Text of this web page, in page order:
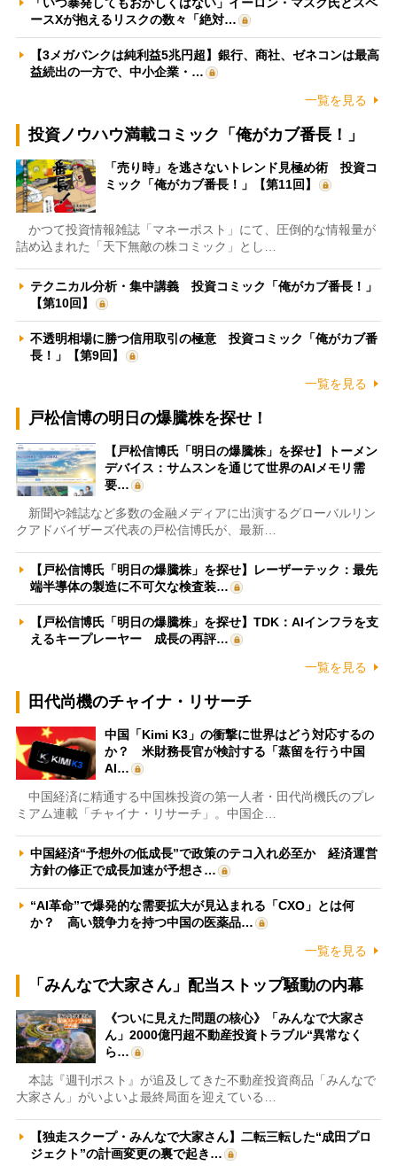
ースXが抱えるリスクの数々「絶対…
【3メガバンクは純利益5兆円超】銀行、商社、ゼネコンは最高
益続出の一方で、中小企業・…
一覧を見る
投資ノウハウ満載コミック「俺がカブ番長！」
「売り時」を逃さないトレンド見極め術 投資コ
ミック「俺がカブ番長！」【第11回】
かつて投資情報雑誌「マネーポスト」にて、圧倒的な情報量が
詰め込まれた「天下無敵の株コミック」とし…
テクニカル分析・集中講義 投資コミック「俺がカブ番長！」
【第10回】
不透明相場に勝つ信用取引の極意 投資コミック「俺がカブ番
長！」【第9回】
一覧を見る
戸松信博の明日の爆騰株を探せ！
【戸松信博氏「明日の爆騰株」を探せ】トーメン
デバイス：サムスンを通じて世界のAIメモリ需
要…
新聞や雑誌など多数の金融メディアに出演するグローバルリン
クアドバイザーズ代表の戸松信博氏が、最新…
【戸松信博氏「明日の爆騰株」を探せ】レーザーテック：最先
端半導体の製造に不可欠な検査装…
【戸松信博氏「明日の爆騰株」を探せ】TDK：AIインフラを支
えるキープレーヤー 成長の再評…
一覧を見る
田代尚機のチャイナ・リサーチ
中国「Kimi K3」の衝撃に世界はどう対応するの
か？ 米財務長官が検討する「蒸留を行う中国
AI…
中国経済に精通する中国株投資の第一人者・田代尚機氏のプレ
ミアム連載「チャイナ・リサーチ」。中国企…
中国経済“予想外の低成長”で政策のテコ入れ必至か 経済運営
方針の修正で成長加速が予想さ…
“AI革命”で爆発的な需要拡大が見込まれる「CXO」とは何
か？ 高い競争力を持つ中国の医薬品…
一覧を見る
「みんなで大家さん」配当ストップ騒動の内幕
《ついに見えた問題の核心》「みんなで大家さ
ん」2000億円超不動産投資トラブル“異常なく
ら…
本誌『週刊ポスト』が追及してきた不動産投資商品「みんなで
大家さん」がいよいよ最終局面を迎えている…
【独走スクープ・みんなで大家さん】二転三転した“成田プロ
ジェクト”の計画変更の裏で起き…